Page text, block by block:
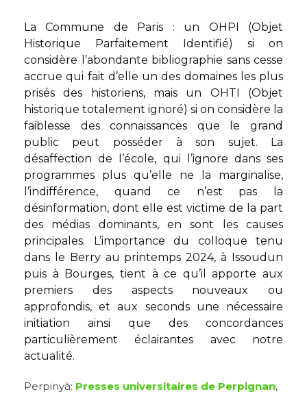
La Commune de Paris : un OHPI (Objet
Historique Parfaitement Identifié) si on
considère l’abondante bibliographie sans cesse
accrue qui fait d’elle un des domaines les plus
prisés des historiens, mais un OHTI (Objet
historique totalement ignoré) si on considère la
faiblesse des connaissances que le grand
public peut posséder à son sujet. La
désaffection de l’école, qui l’ignore dans ses
programmes plus qu’elle ne la marginalise,
l’indifférence, quand ce n’est pas la
désinformation, dont elle est victime de la part
des médias dominants, en sont les causes
principales. L’importance du colloque tenu
dans le Berry au printemps 2024, à Issoudun
puis à Bourges, tient à ce qu’il apporte aux
premiers des aspects nouveaux ou
approfondis, et aux seconds une nécessaire
initiation ainsi que des concordances
particulièrement éclairantes avec notre
actualité.
Perpinyà: Presses universitaires de Perpignan,